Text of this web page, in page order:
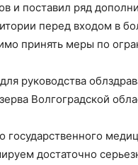
и поставил ряд
перед входом в
принять меры по
руководства
Волгоградской
государственного
достаточно